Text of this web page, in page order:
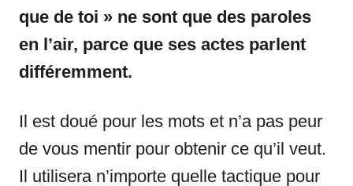
que de toi » ne sont que des paroles
en l’air, parce que ses actes parlent
différemment.
Il est doué pour les mots et n’a pas peur
de vous mentir pour obtenir ce qu’il veut.
Il utilisera n’importe quelle tactique pour